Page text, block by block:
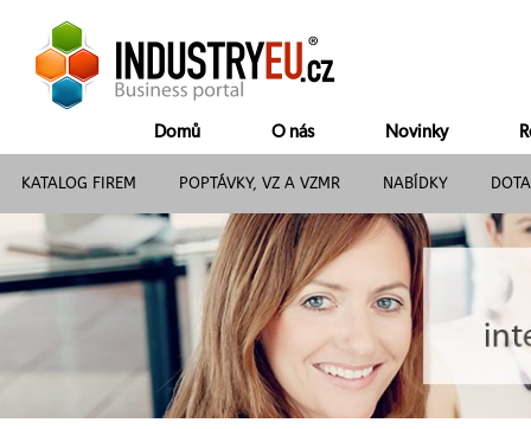
Domů O nás Novinky
KATALOG FIREM POPTÁVKY, VZ A VZMR NABÍDKY